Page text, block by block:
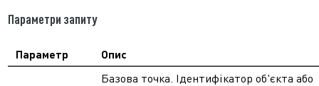
Параметри запиту
Параметр Опис
Базова точка. Ідентифікатор об'єкта або